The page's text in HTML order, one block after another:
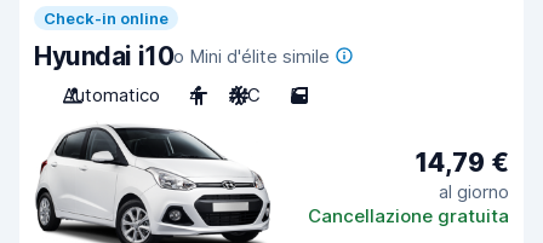
Check-in online
Hyundai i10o Mini d'élite simile
Automatico
4 A/C 5
14,79 €
al giorno
Cancellazione gratuita